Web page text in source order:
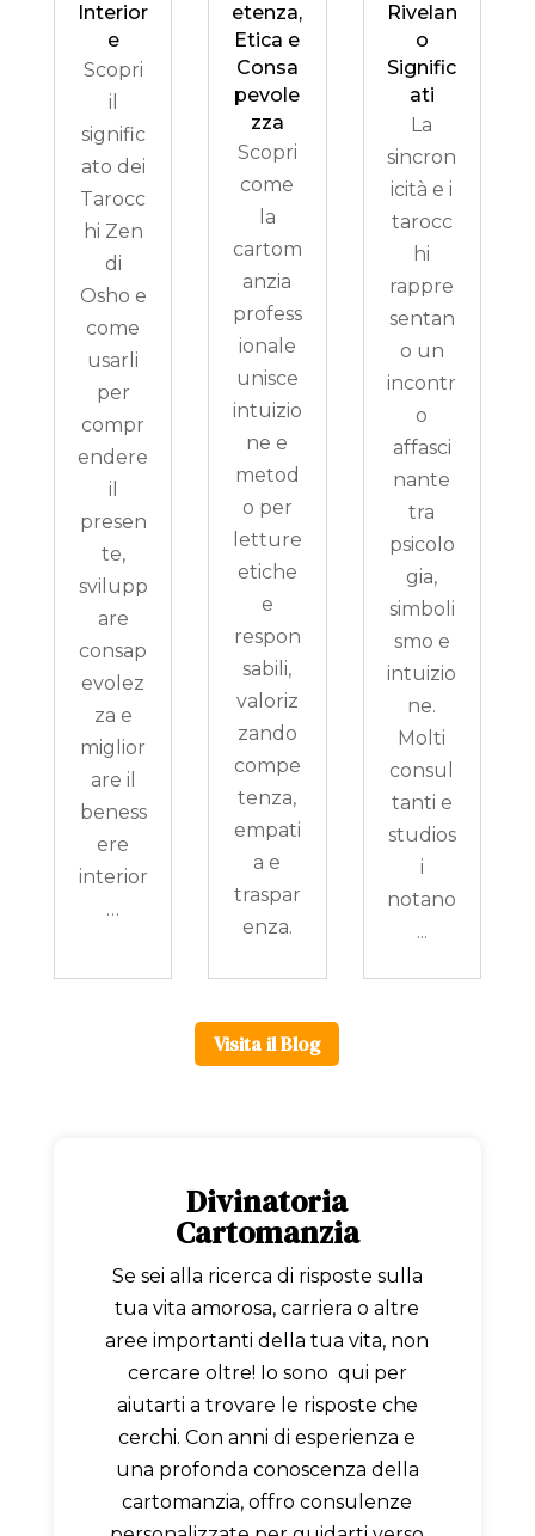
Interior
e
Scopri
il
signific
ato dei
Tarocc
hi Zen
di
Osho e
come
usarli
per
compr
endere
il
presen
te,
svilupp
are
consap
evolez
za e
miglior
are il
beness
ere
interior
…
etenza,
Etica e
Consa
pevole
zza
Scopri
come
la
cartom
anzia
profess
ionale
unisce
intuizio
ne e
metod
o per
letture
etiche
e
respon
sabili,
valoriz
zando
compe
tenza,
empati
a e
traspar
enza.
Rivelan
o
Signific
ati
La
sincron
icità e i
tarocc
hi
rappre
sentan
o un
incontr
o
affasci
nante
tra
psicolo
gia,
simboli
smo e
intuizio
ne.
Molti
consul
tanti e
studios
i
notano
...
Visita il Blog
Divinatoria
Cartomanzia
Se sei alla ricerca di risposte sulla
tua vita amorosa, carriera o altre
aree importanti della tua vita, non
cercare oltre! Io sono qui per
aiutarti a trovare le risposte che
cerchi. Con anni di esperienza e
una profonda conoscenza della
cartomanzia, offro consulenze